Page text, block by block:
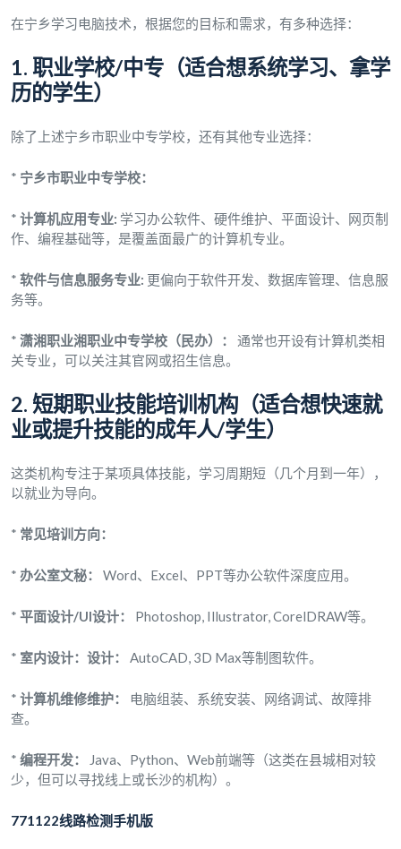
在宁乡学习电脑技术，根据您的目标和需求，有多种选择：
1. 职业学校/中专（适合想系统学习、拿学
历的学生）
除了上述宁乡市职业中专学校，还有其他专业选择：
* 宁乡市职业中专学校：
* 计算机应用专业: 学习办公软件、硬件维护、平面设计、网页制
作、编程基础等，是覆盖面最广的计算机专业。
* 软件与信息服务专业: 更偏向于软件开发、数据库管理、信息服
务等。
* 潇湘职业湘职业中专学校（民办）：
通常也开设有计算机类相
关专业，可以关注其官网或招生信息。
2. 短期职业技能培训机构（适合想快速就
业或提升技能的成年人/学生）
这类机构专注于某项具体技能，学习周期短（几个月到一年），
以就业为导向。
* 常见培训方向：
* 办公室文秘： Word、Excel、PPT等办公软件深度应用。
* 平面设计/UI设计： Photoshop, Illustrator, CorelDRAW等。
* 室内设计：设计： AutoCAD, 3D Max等制图软件。
* 计算机维修维护：
电脑组装、系统安装、网络调试、故障排
查。
* 编程开发：
Java、Python、Web前端等（这类在县城相对较
少，但可以寻找线上或长沙的机构）。
771122线路检测手机版